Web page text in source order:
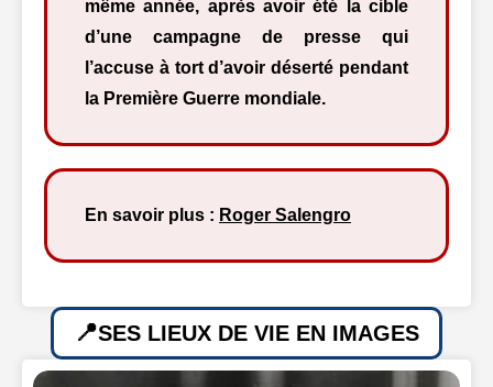
même année, après avoir été la cible
d’une campagne de presse qui
l’accuse à tort d’avoir déserté pendant
la Première Guerre mondiale.
En savoir plus : Roger Salengro
SES LIEUX DE VIE EN IMAGES